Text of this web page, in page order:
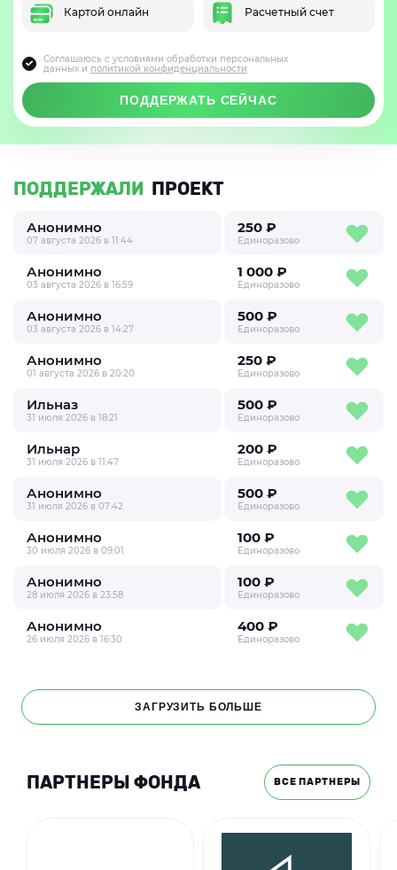
Картой онлайн Расчетный счет
Соглашаюсь с условиями обработки персональных
данных и политикой конфиденциальности
ПОДДЕРЖАТЬ СЕЙЧАС
ПОДДЕРЖАЛИ ПРОЕКТ
Анонимно
07 августа 2026 в 11:44
250 ₽
Единоразово
Анонимно
03 августа 2026 в 16:59
1 000 ₽
Единоразово
Анонимно
03 августа 2026 в 14:27
500 ₽
Единоразово
Анонимно
01 августа 2026 в 20:20
250 ₽
Единоразово
Ильназ
31 июля 2026 в 18:21
500 ₽
Единоразово
Ильнар
31 июля 2026 в 11:47
200 ₽
Единоразово
Анонимно
31 июля 2026 в 07:42
500 ₽
Единоразово
Анонимно
30 июля 2026 в 09:01
100 ₽
Единоразово
Анонимно
28 июля 2026 в 23:58
100 ₽
Единоразово
Анонимно
26 июля 2026 в 16:30
400 ₽
Единоразово
ЗАГРУЗИТЬ БОЛЬШЕ
ПАРТНЕРЫ ФОНДА ВСЕ ПАРТНЕРЫ